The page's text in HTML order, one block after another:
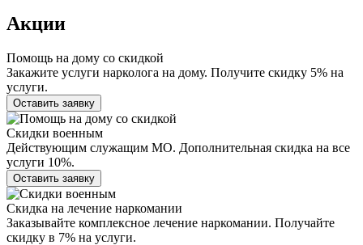
Акции
Помощь на дому со скидкой
Закажите услуги нарколога на дому. Получите скидку 5% на
услуги.
Оставить заявку
Скидки военным
Действующим служащим МО. Дополнительная скидка на все
услуги 10%.
Оставить заявку
Скидка на лечение наркомании
Заказывайте комплексное лечение наркомании. Получайте
скидку в 7% на услуги.